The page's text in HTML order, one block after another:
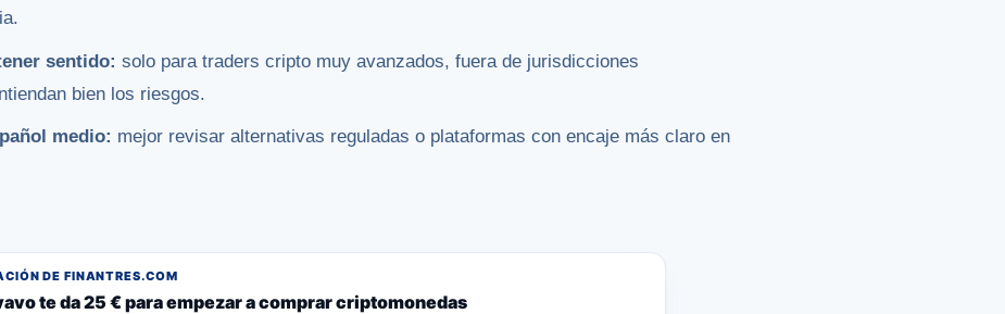
sentido: solo para traders cripto muy avanzados, fuera de jurisdicciones
bien los riesgos.
medio: mejor revisar alternativas reguladas o plataformas con encaje más claro en
DE FINANTRES.COM
te da 25 € para empezar a comprar criptomonedas